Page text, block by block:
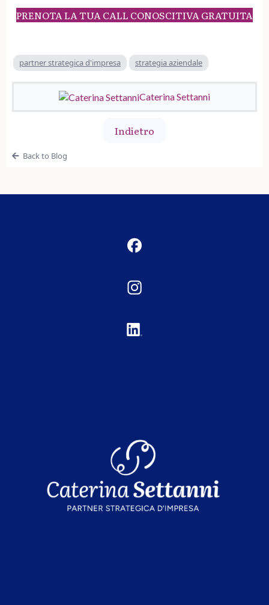
PRENOTA LA TUA CALL CONOSCITIVA GRATUITA
partner strategica d'impresa strategia aziendale
Caterina Settanni
Indietro
Back to Blog